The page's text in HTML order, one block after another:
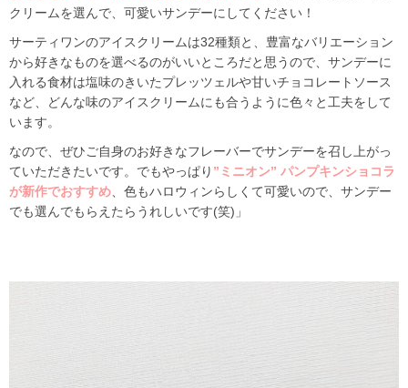
クリームを選んで、可愛いサンデーにしてください！
サーティワンのアイスクリームは32種類と、豊富なバリエーション
から好きなものを選べるのがいいところだと思うので、サンデーに
入れる食材は塩味のきいたプレッツェルや甘いチョコレートソース
など、どんな味のアイスクリームにも合うように色々と工夫をして
います。
なので、ぜひご自身のお好きなフレーバーでサンデーを召し上がっ
ていただきたいです。でもやっぱり ”ミニオン” パンプキンショコラ
が新作でおすすめ 、色もハロウィンらしくて可愛いので、サンデー
でも選んでもらえたらうれしいです(笑)」